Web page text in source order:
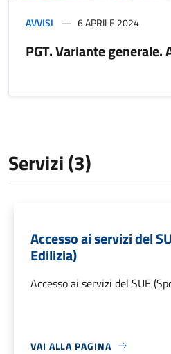
AVVISI 6 APRILE 2024
PGT. Variante generale.
Servizi (3)
Accesso ai servizi del
Edilizia)
Accesso ai servizi del SUE
VAI ALLA PAGINA